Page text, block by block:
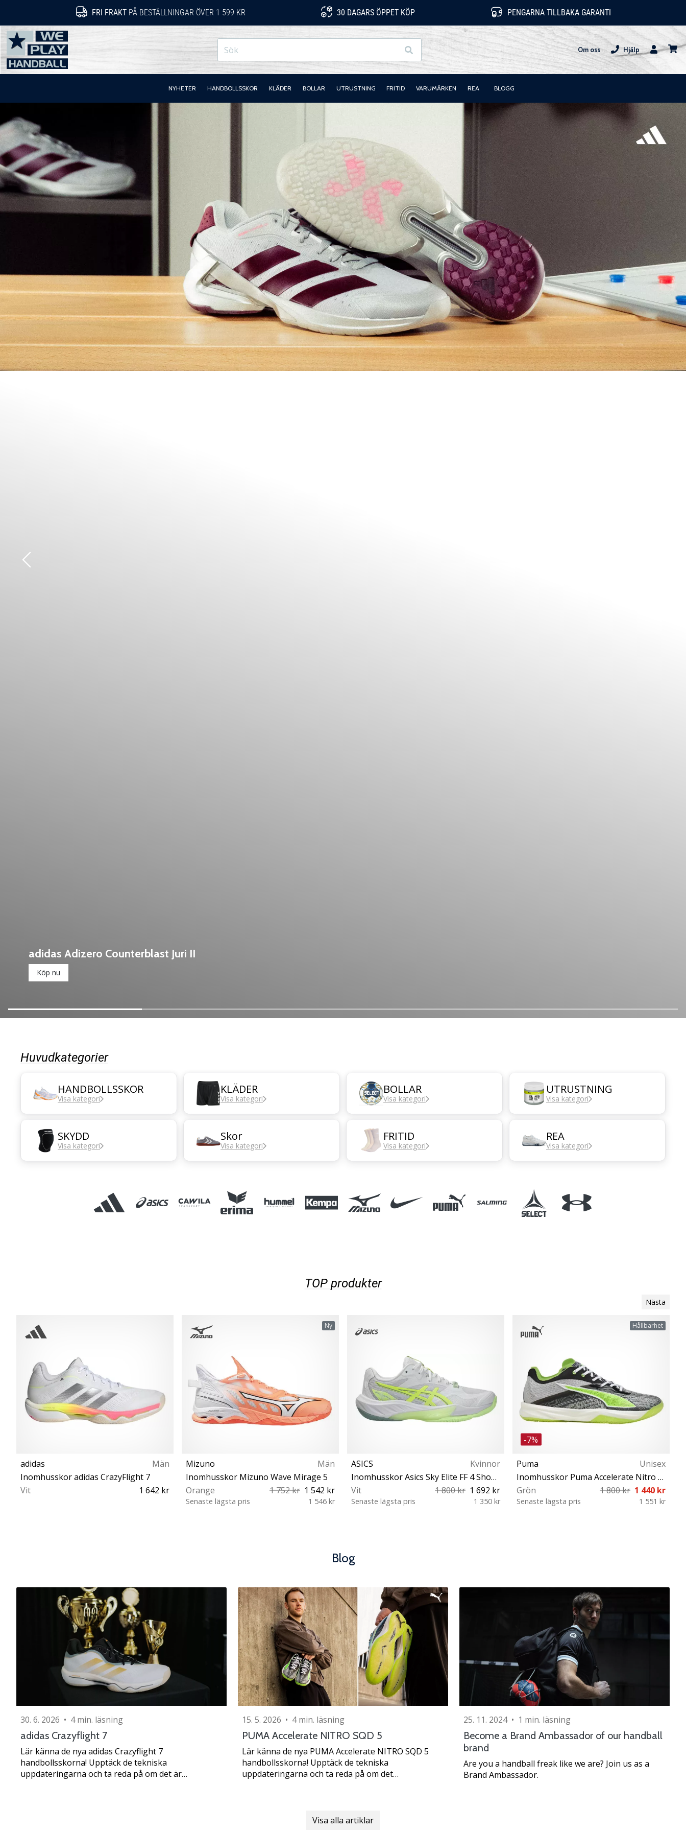
FRI FRAKTPÅ BESTÄLLNINGAR ÖVER 1 599 KR 30 DAGARS ÖPPET KÖP PENGARNA TILLBAKA GARANTI
WePlayHandball.se
Om oss
Hjälp
NYHETER HANDBOLLSSKOR KLÄDER BOLLAR UTRUSTNING FRITID VARUMÄRKEN REA BLOGG
adidas Adizero Counterblast Juri II
Köp nu
Huvudkategorier
HANDBOLLSSKOR
Visa kategori
KLÄDER
Visa kategori
BOLLAR
Visa kategori
UTRUSTNING
Visa kategori
SKYDD
Visa kategori
Skor
Visa kategori
FRITID
Visa kategori
REA
Visa kategori
TOP produkter
adidas
Män
Inomhusskor adidas CrazyFlight 7
Vit
1 642 kr
Ny
Mizuno
Män
Inomhusskor Mizuno Wave Mirage 5
Orange
1 752 kr 1 542 kr
Senaste lägsta pris 1 546 kr
ASICS
Kvinnor
Inomhusskor Asics Sky Elite FF 4 Shoe Women
Vit
1 800 kr 1 692 kr
Senaste lägsta pris 1 350 kr
Hållbarhet
-7%
Puma
Unisex
Inomhusskor Puma Accelerate Nitro SQD 5 Launch Edition
Grön
1 800 kr 1 440 kr
Senaste lägsta pris 1 551 kr
Nästa
Blog
30. 6. 2026 • 4 min. läsning
adidas Crazyflight 7
Lär känna de nya adidas Crazyflight 7
handbollsskorna! Upptäck de tekniska
uppdateringarna och ta reda på om det är…
15. 5. 2026 • 4 min. läsning
PUMA Accelerate NITRO SQD 5
Lär känna de nya PUMA Accelerate NITRO SQD 5
handbollsskorna! Upptäck de tekniska
uppdateringarna och ta reda på om det…
25. 11. 2024 • 1 min. läsning
Become a Brand Ambassador of our handball
brand
Are you a handball freak like we are? Join us as a
Brand Ambassador.
Visa alla artiklar